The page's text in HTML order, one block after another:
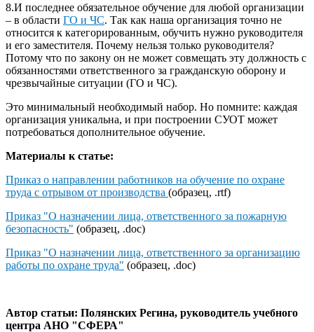
8.И последнее обязательное обучение для любой организации
– в области ГО и ЧС. Так как наша организация точно не
относится к категорированным, обучить нужно руководителя
и его заместителя. Почему нельзя только руководителя?
Потому что по закону он не может совмещать эту должность с
обязанностями ответственного за гражданскую оборону и
чрезвычайные ситуации (ГО и ЧС).
Это минимальный необходимый набор. Но помните: каждая
организация уникальна, и при построении СУОТ может
потребоваться дополнительное обучение.
Материалы к статье:
Приказ о направлении работников на обучение по охране
труда с отрывом от производства (образец, .rtf)
Приказ "О назначении лица, ответственного за пожарную
безопасность" (образец, .doc)
Приказ "О назначении лица, ответственного за организацию
работы по охране труда" (образец, .doc)
Автор статьи: Полянских Регина, руководитель учебного
центра АНО "СФЕРА"